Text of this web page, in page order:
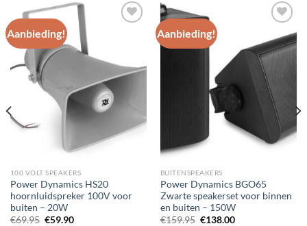
Aanbieding!
aan
wenslijst
100 VOLT SPEAKERS
Power Dynamics HS20
hoornluidspreker 100V voor
buiten – 20W
€69.95 Oorspronkelijke
€59.90Huidige
Aanbieding!
Toevoegen
aan
wenslijst
BUITENSPEAKERS
Power Dynamics BGO65
Zwarte speakerset voor binnen
en buiten – 150W
€159.95 Oorspronkelijke
€138.00Huidige